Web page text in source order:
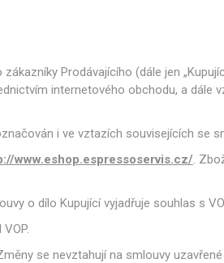
Prodávajícího (dále jen
internetového obchodu, a dále
i ve vztazích souvisejících se
www.eshop.espressoservis.cz/.
o dílo Kupující vyjadřuje souhlas s
se nevztahují na smlouvy